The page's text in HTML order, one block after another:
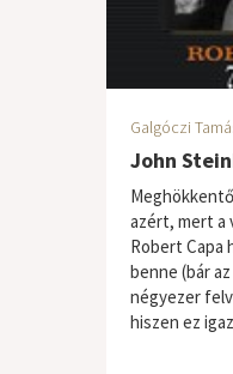
Galgóczi
John
azért, mert a
Robert
benne (bár
négyezer
hiszen ez